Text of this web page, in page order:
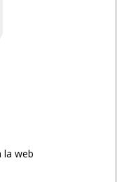
la web